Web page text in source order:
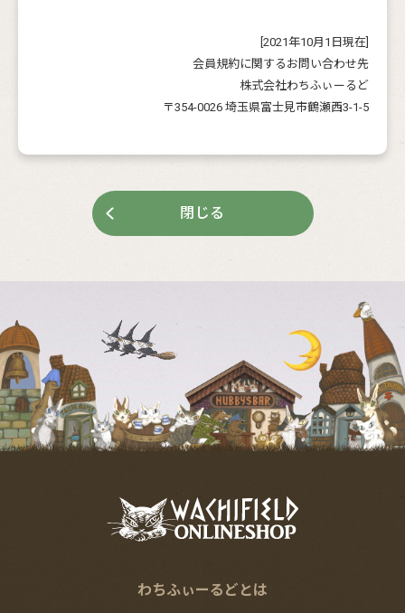
[2021年10月1日現在]
会員規約に関するお問い合わせ先
株式会社わちふぃーるど
〒354-0026 埼玉県富士見市鶴瀬西3-1-5
閉じる
わちふぃーるどとは